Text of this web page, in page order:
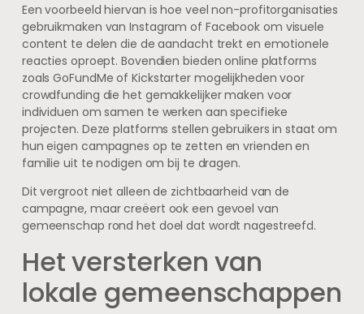
Een voorbeeld hiervan is hoe veel non-profitorganisaties
gebruikmaken van Instagram of Facebook om visuele
content te delen die de aandacht trekt en emotionele
reacties oproept. Bovendien bieden online platforms
zoals GoFundMe of Kickstarter mogelijkheden voor
crowdfunding die het gemakkelijker maken voor
individuen om samen te werken aan specifieke
projecten. Deze platforms stellen gebruikers in staat om
hun eigen campagnes op te zetten en vrienden en
familie uit te nodigen om bij te dragen.
Dit vergroot niet alleen de zichtbaarheid van de
campagne, maar creëert ook een gevoel van
gemeenschap rond het doel dat wordt nagestreefd.
Het versterken van
lokale gemeenschappen